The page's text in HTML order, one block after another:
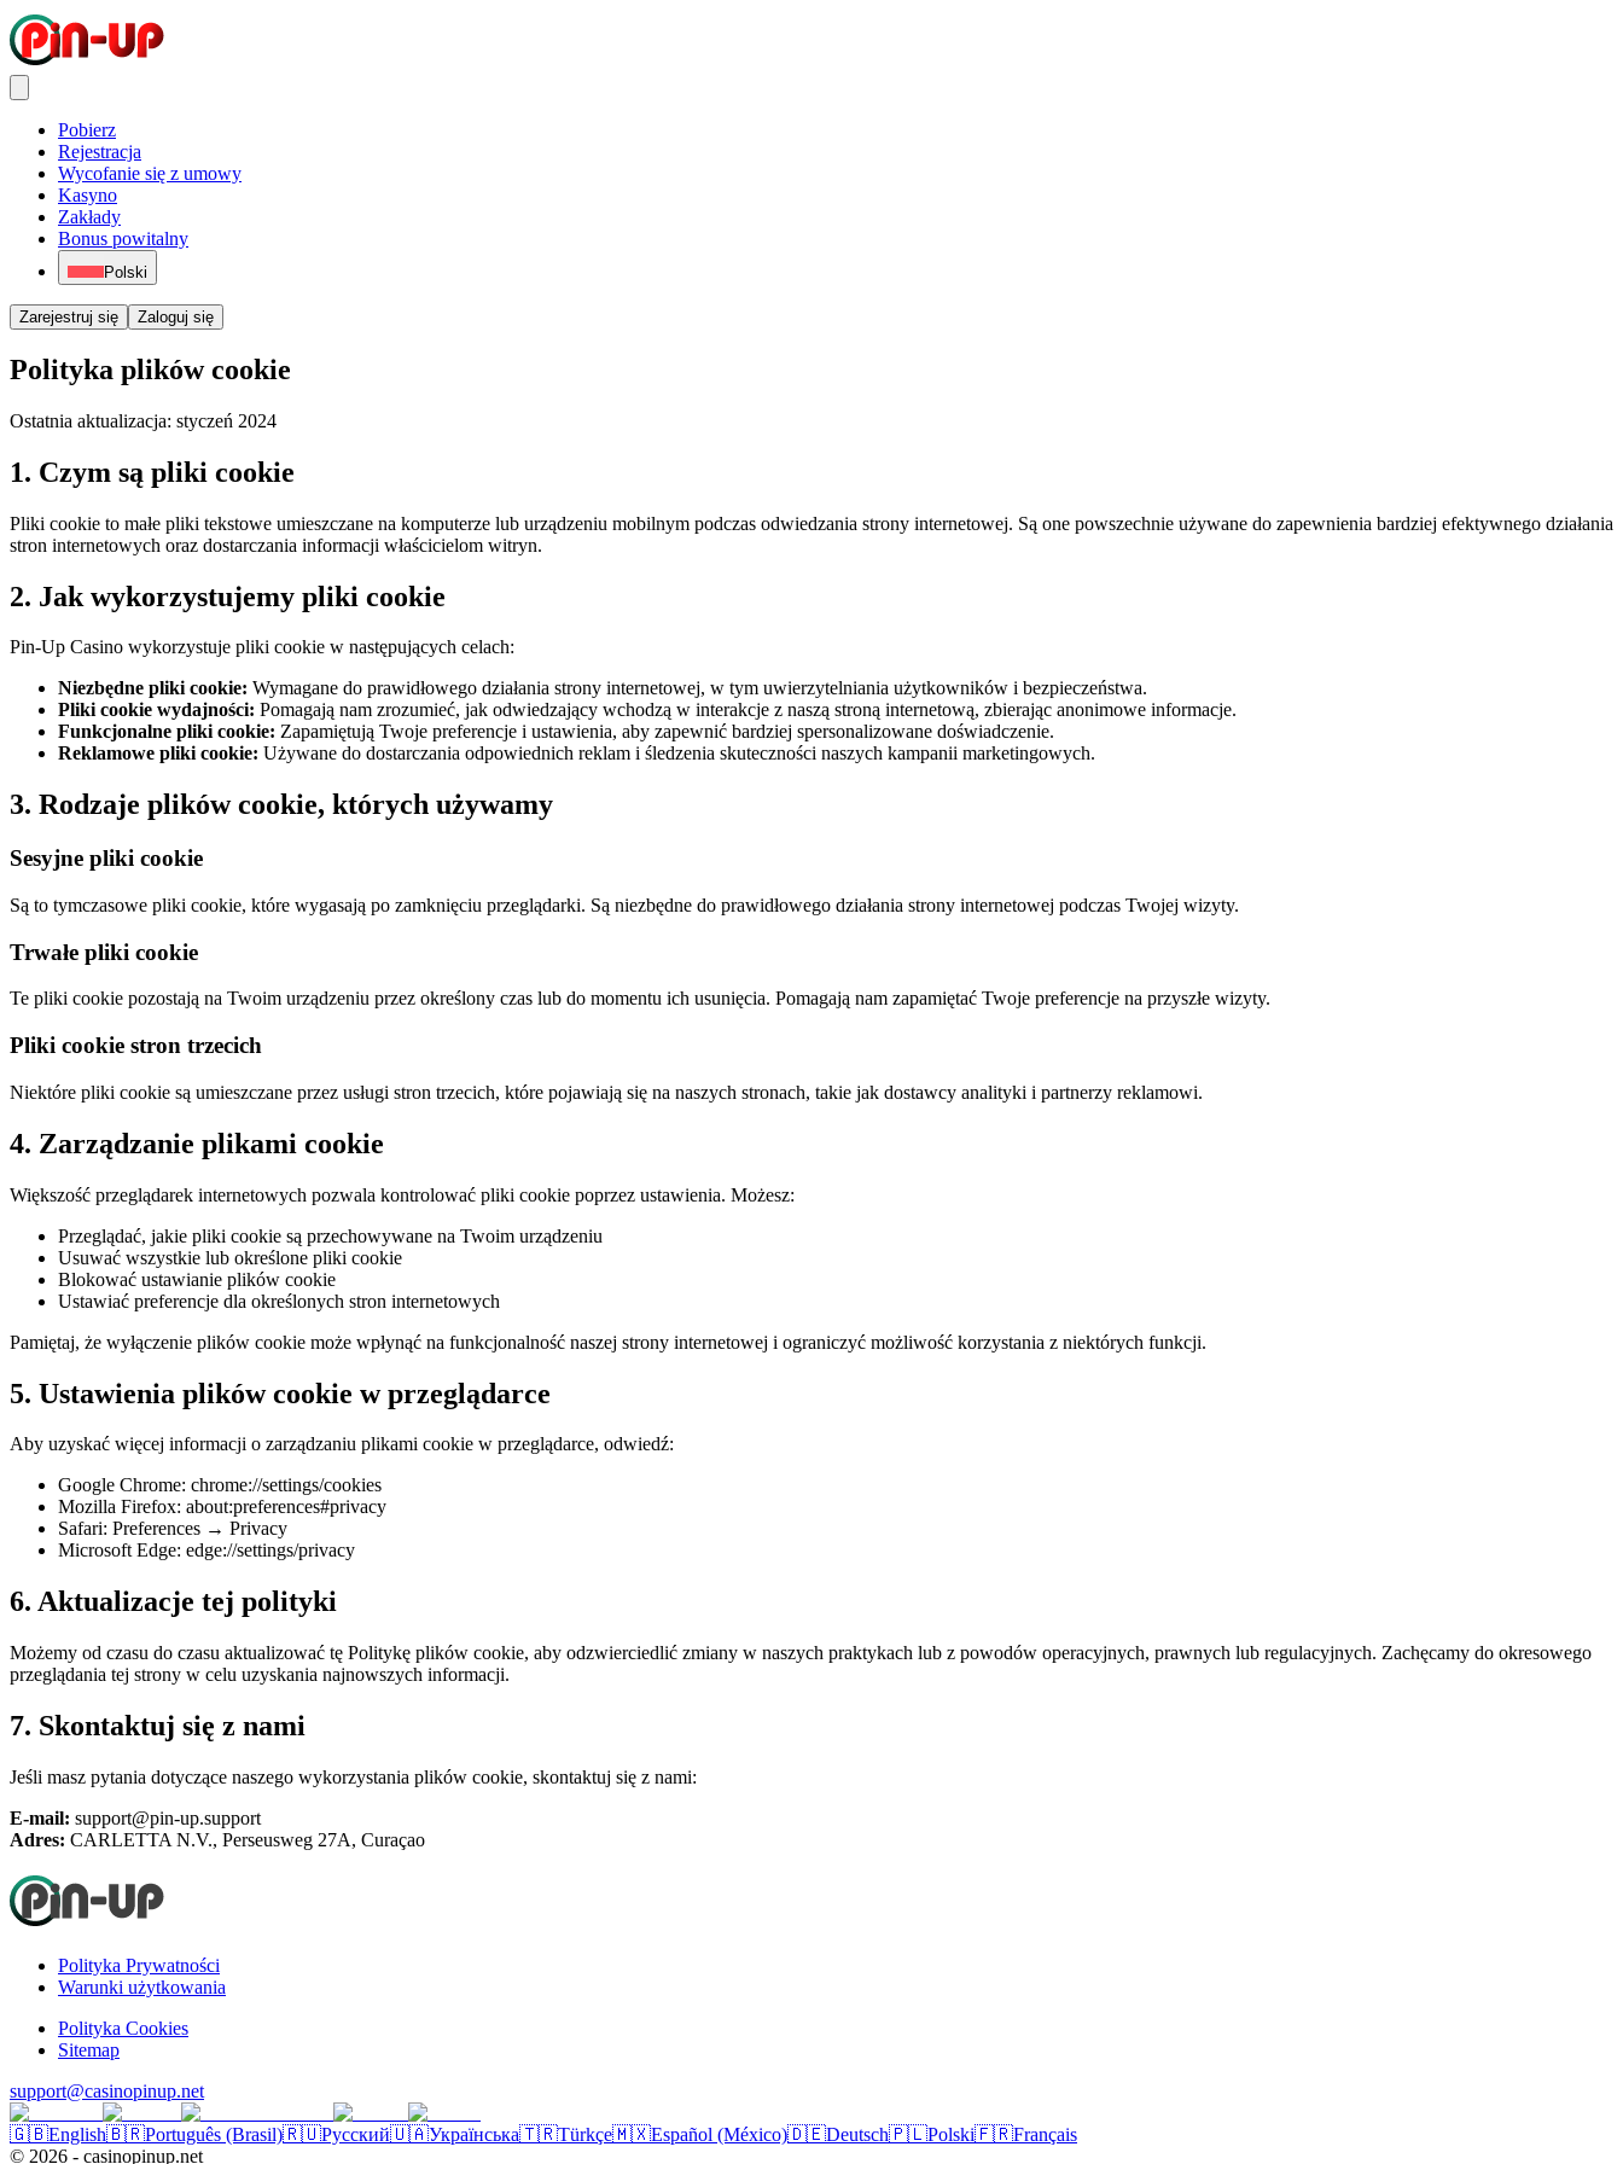
Pobierz
Rejestracja
Wycofanie się z umowy
Kasyno
Zakłady
Bonus powitalny
Polski
Zarejestruj się Zaloguj się
Polityka plików cookie
Ostatnia aktualizacja: styczeń 2024
1. Czym są pliki cookie
Pliki cookie to małe pliki tekstowe umieszczane na komputerze lub urządzeniu mobilnym podczas odwiedzania strony internetowej. Są one powszechnie używane do zapewnienia bardziej efektywnego działania
stron internetowych oraz dostarczania informacji właścicielom witryn.
2. Jak wykorzystujemy pliki cookie
Pin-Up Casino wykorzystuje pliki cookie w następujących celach:
Niezbędne pliki cookie: Wymagane do prawidłowego działania strony internetowej, w tym uwierzytelniania użytkowników i bezpieczeństwa.
Pliki cookie wydajności: Pomagają nam zrozumieć, jak odwiedzający wchodzą w interakcje z naszą stroną internetową, zbierając anonimowe informacje.
Funkcjonalne pliki cookie: Zapamiętują Twoje preferencje i ustawienia, aby zapewnić bardziej spersonalizowane doświadczenie.
Reklamowe pliki cookie: Używane do dostarczania odpowiednich reklam i śledzenia skuteczności naszych kampanii marketingowych.
3. Rodzaje plików cookie, których używamy
Sesyjne pliki cookie
Są to tymczasowe pliki cookie, które wygasają po zamknięciu przeglądarki. Są niezbędne do prawidłowego działania strony internetowej podczas Twojej wizyty.
Trwałe pliki cookie
Te pliki cookie pozostają na Twoim urządzeniu przez określony czas lub do momentu ich usunięcia. Pomagają nam zapamiętać Twoje preferencje na przyszłe wizyty.
Pliki cookie stron trzecich
Niektóre pliki cookie są umieszczane przez usługi stron trzecich, które pojawiają się na naszych stronach, takie jak dostawcy analityki i partnerzy reklamowi.
4. Zarządzanie plikami cookie
Większość przeglądarek internetowych pozwala kontrolować pliki cookie poprzez ustawienia. Możesz:
Przeglądać, jakie pliki cookie są przechowywane na Twoim urządzeniu
Usuwać wszystkie lub określone pliki cookie
Blokować ustawianie plików cookie
Ustawiać preferencje dla określonych stron internetowych
Pamiętaj, że wyłączenie plików cookie może wpłynąć na funkcjonalność naszej strony internetowej i ograniczyć możliwość korzystania z niektórych funkcji.
5. Ustawienia plików cookie w przeglądarce
Aby uzyskać więcej informacji o zarządzaniu plikami cookie w przeglądarce, odwiedź:
Google Chrome: chrome://settings/cookies
Mozilla Firefox: about:preferences#privacy
Safari: Preferences → Privacy
Microsoft Edge: edge://settings/privacy
6. Aktualizacje tej polityki
Możemy od czasu do czasu aktualizować tę Politykę plików cookie, aby odzwierciedlić zmiany w naszych praktykach lub z powodów operacyjnych, prawnych lub regulacyjnych. Zachęcamy do okresowego
przeglądania tej strony w celu uzyskania najnowszych informacji.
7. Skontaktuj się z nami
Jeśli masz pytania dotyczące naszego wykorzystania plików cookie, skontaktuj się z nami:
E-mail: support@pin-up.support
Adres: CARLETTA N.V., Perseusweg 27A, Curaçao
Polityka Prywatności
Warunki użytkowania
Polityka Cookies
Sitemap
support@casinopinup.net
🇬🇧English🇧🇷Português (Brasil)🇷🇺Русский🇺🇦Українська🇹🇷Türkçe🇲🇽Español (México)🇩🇪Deutsch🇵🇱Polski🇫🇷Français
© 2026 - casinopinup.net